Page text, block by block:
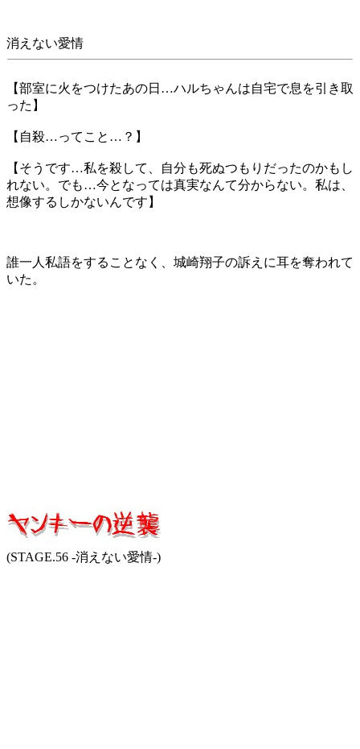
消えない愛情
【部室に火をつけたあの日…ハルちゃんは自宅で息を引き取
った】
【自殺…ってこと…？】
【そうです…私を殺して、自分も死ぬつもりだったのかもし
れない。でも…今となっては真実なんて分からない。私は、
想像するしかないんです】
誰一人私語をすることなく、城崎翔子の訴えに耳を奪われて
いた。
(STAGE.56 -消えない愛情-)